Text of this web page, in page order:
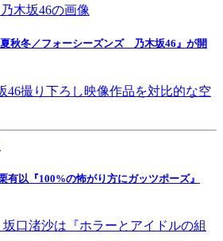
秋冬／フォーシーズンズ 乃木坂46』が開
46撮り下ろし映像作品を対比的な空
有以『100%の怖がり方にガッツポーズ』
口渚沙は『ホラーとアイドルの組